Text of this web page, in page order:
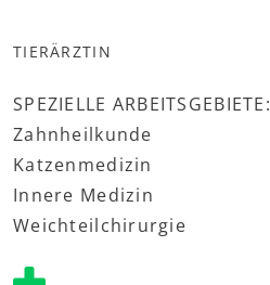
TIERÄRZTIN
SPEZIELLE ARBEITSGEBIETE:
Zahnheilkunde
Katzenmedizin
Innere Medizin
Weichteilchirurgie